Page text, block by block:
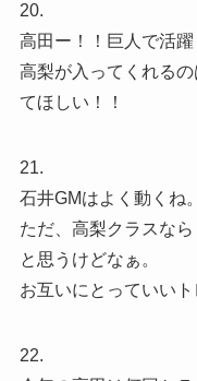
20.
高田ー！！巨人で活
高梨が入ってくれる
てほしい！！
21.
石井GMはよく動くね。
ただ、高梨クラスな
と思うけどなぁ。
お互いにとっていいト
22.